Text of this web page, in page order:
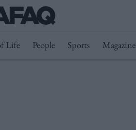
Life People Sports Magazine